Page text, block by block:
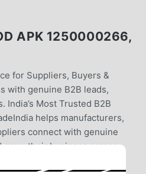
APK 1250000266,
for Suppliers, Buyers &
with genuine B2B leads,
Most Trusted B2B
helps manufacturers,
connect with genuine
grow their business across
business or a large